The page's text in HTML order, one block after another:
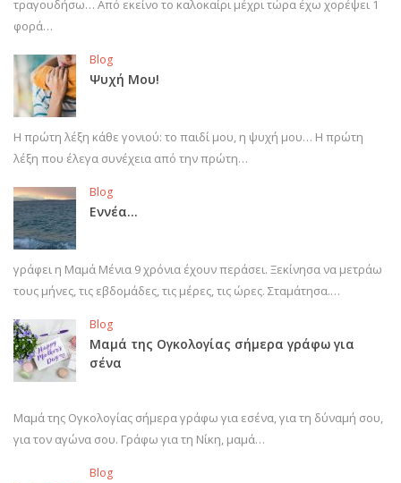
τραγουδήσω… Από εκείνο το καλοκαίρι μέχρι τώρα έχω χορέψει 1
φορά…
Blog
Ψυχή Μου!
Η πρώτη λέξη κάθε γονιού: το παιδί μου, η ψυχή μου… Η πρώτη
λέξη που έλεγα συνέχεια από την πρώτη…
Blog
Εννέα…
γράφει η Μαμά Μένια 9 χρόνια έχουν περάσει. Ξεκίνησα να μετράω
τους μήνες, τις εβδομάδες, τις μέρες, τις ώρες. Σταμάτησα.…
Blog
Μαμά της Ογκολογίας σήμερα γράφω για
σένα
Μαμά της Ογκολογίας σήμερα γράφω για εσένα, για τη δύναμή σου,
για τον αγώνα σου. Γράφω για τη Νίκη, μαμά…
Blog